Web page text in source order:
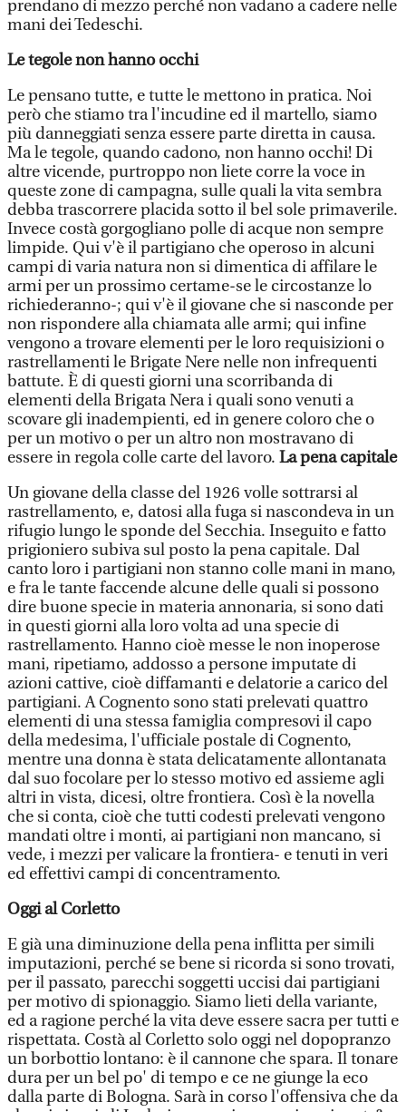
prendano di mezzo perché non vadano a cadere nelle
mani dei Tedeschi.
Le tegole non hanno occhi
Le pensano tutte, e tutte le mettono in pratica. Noi
però che stiamo tra l'incudine ed il martello, siamo
più danneggiati senza essere parte diretta in causa.
Ma le tegole, quando cadono, non hanno occhi! Di
altre vicende, purtroppo non liete corre la voce in
queste zone di campagna, sulle quali la vita sembra
debba trascorrere placida sotto il bel sole primaverile.
Invece costà gorgogliano polle di acque non sempre
limpide. Qui v'è il partigiano che operoso in alcuni
campi di varia natura non si dimentica di affilare le
armi per un prossimo certame-se le circostanze lo
richiederanno-; qui v'è il giovane che si nasconde per
non rispondere alla chiamata alle armi; qui infine
vengono a trovare elementi per le loro requisizioni o
rastrellamenti le Brigate Nere nelle non infrequenti
battute. È di questi giorni una scorribanda di
elementi della Brigata Nera i quali sono venuti a
scovare gli inadempienti, ed in genere coloro che o
per un motivo o per un altro non mostravano di
essere in regola colle carte del lavoro. La pena capitale
Un giovane della classe del 1926 volle sottrarsi al
rastrellamento, e, datosi alla fuga si nascondeva in un
rifugio lungo le sponde del Secchia. Inseguito e fatto
prigioniero subiva sul posto la pena capitale. Dal
canto loro i partigiani non stanno colle mani in mano,
e fra le tante faccende alcune delle quali si possono
dire buone specie in materia annonaria, si sono dati
in questi giorni alla loro volta ad una specie di
rastrellamento. Hanno cioè messe le non inoperose
mani, ripetiamo, addosso a persone imputate di
azioni cattive, cioè diffamanti e delatorie a carico del
partigiani. A Cognento sono stati prelevati quattro
elementi di una stessa famiglia compresovi il capo
della medesima, l'ufficiale postale di Cognento,
mentre una donna è stata delicatamente allontanata
dal suo focolare per lo stesso motivo ed assieme agli
altri in vista, dicesi, oltre frontiera. Così è la novella
che si conta, cioè che tutti codesti prelevati vengono
mandati oltre i monti, ai partigiani non mancano, si
vede, i mezzi per valicare la frontiera- e tenuti in veri
ed effettivi campi di concentramento.
Oggi al Corletto
E già una diminuzione della pena inflitta per simili
imputazioni, perché se bene si ricorda si sono trovati,
per il passato, parecchi soggetti uccisi dai partigiani
per motivo di spionaggio. Siamo lieti della variante,
ed a ragione perché la vita deve essere sacra per tutti e
rispettata. Costà al Corletto solo oggi nel dopopranzo
un borbottio lontano: è il cannone che spara. Il tonare
dura per un bel po' di tempo e ce ne giunge la eco
dalla parte di Bologna. Sarà in corso l'offensiva che da